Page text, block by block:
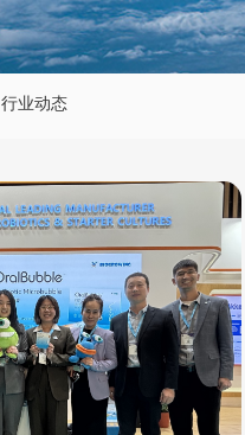
行业动态